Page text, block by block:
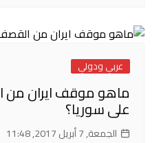
عربي ودولي
ماهو موقف ايران من
على سوريا؟
الجمعة, 7 أبريل 2017, 11:48